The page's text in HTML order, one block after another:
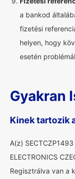
a bankod
fizetési
helyen, hogy
esetén
Gyakran
Kinek tartozik
A(z)
ELECTRONICS
Regisztrálva van a